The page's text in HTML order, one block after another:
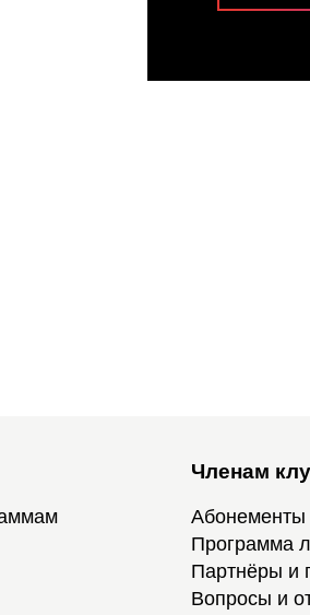
Членам
Абонементы
Программа
Партнёры и
Вопросы и